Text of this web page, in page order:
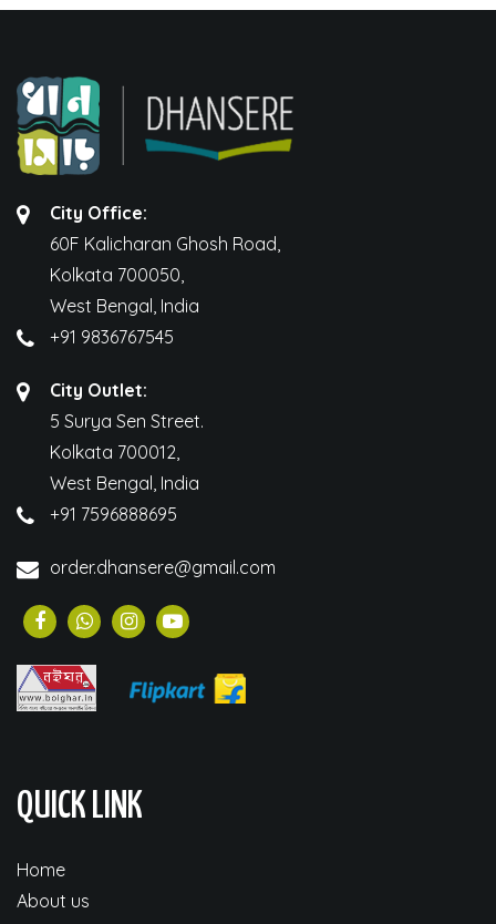
City Office:
60F Kalicharan Ghosh Road,
Kolkata 700050,
West Bengal, India
+91 9836767545
City Outlet:
5 Surya Sen Street.
Kolkata 700012,
West Bengal, India
+91 7596888695
order.dhansere@gmail.com
QUICK LINK
Home
About us